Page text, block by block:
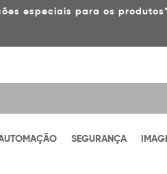
especiais para os
SEGURANÇA